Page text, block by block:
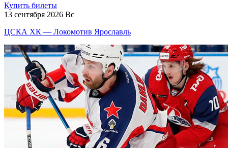
Купить билеты
13 сентября 2026 Вс
ЦСКА ХК — Локомотив Ярославль